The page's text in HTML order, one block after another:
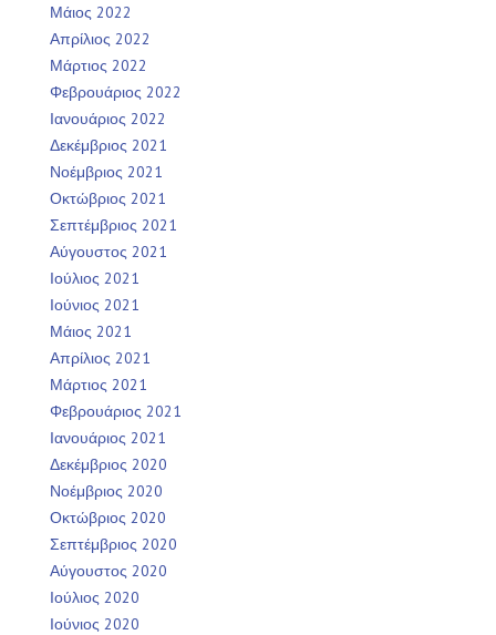
Μάιος 2022
Απρίλιος 2022
Μάρτιος 2022
Φεβρουάριος 2022
Ιανουάριος 2022
Δεκέμβριος 2021
Νοέμβριος 2021
Οκτώβριος 2021
Σεπτέμβριος 2021
Αύγουστος 2021
Ιούλιος 2021
Ιούνιος 2021
Μάιος 2021
Απρίλιος 2021
Μάρτιος 2021
Φεβρουάριος 2021
Ιανουάριος 2021
Δεκέμβριος 2020
Νοέμβριος 2020
Οκτώβριος 2020
Σεπτέμβριος 2020
Αύγουστος 2020
Ιούλιος 2020
Ιούνιος 2020